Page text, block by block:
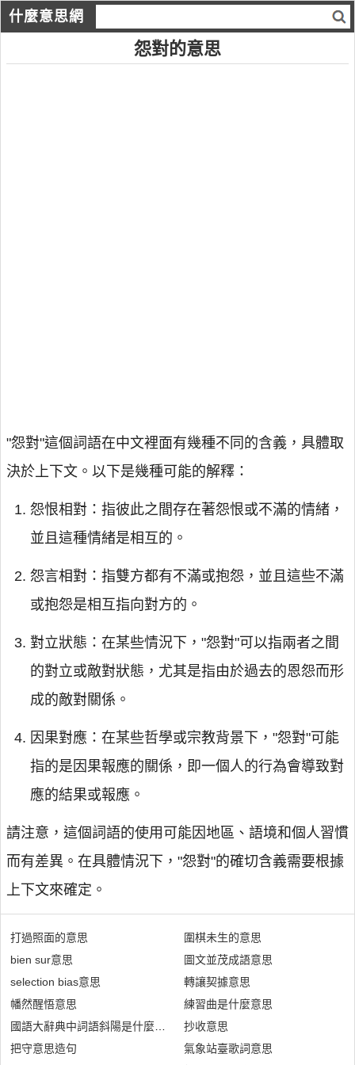
什麼意思網
怨對的意思
"怨對"這個詞語在中文裡面有幾種不同的含義，具體取
決於上下文。以下是幾種可能的解釋：
怨恨相對：指彼此之間存在著怨恨或不滿的情緒，
並且這種情緒是相互的。
怨言相對：指雙方都有不滿或抱怨，並且這些不滿
或抱怨是相互指向對方的。
對立狀態：在某些情況下，"怨對"可以指兩者之間
的對立或敵對狀態，尤其是指由於過去的恩怨而形
成的敵對關係。
因果對應：在某些哲學或宗教背景下，"怨對"可能
指的是因果報應的關係，即一個人的行為會導致對
應的結果或報應。
請注意，這個詞語的使用可能因地區、語境和個人習慣
而有差異。在具體情況下，"怨對"的確切含義需要根據
上下文來確定。
打過照面的意思
bien sur意思
selection bias意思
幡然醒悟意思
國語大辭典中詞語斜陽是什麼意思
把守意思造句
圍棋未生的意思
圖文並茂成語意思
轉讓契據意思
練習曲是什麼意思
抄收意思
氣象站臺歌詞意思